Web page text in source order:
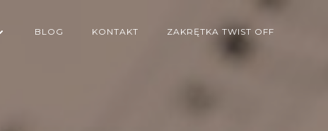
BLOG KONTAKT ZAKRĘTKA TWIST OFF